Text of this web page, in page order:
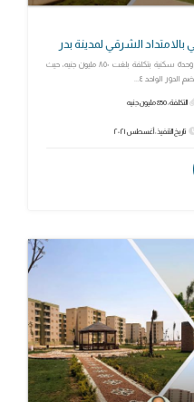
الشرقي لمدينة بدر
تم الانتهاء من تنفيذ ١٥٥ عمارة بإجمالي ٣,٧٢٠ وحدة سكنية بتكلفة بلغت ٨٥٠ مليون جنيه، حيث
التكلفة: 850 مليون جنيه
تاريخ التنفيذ: أغسطس ٢٠٢١